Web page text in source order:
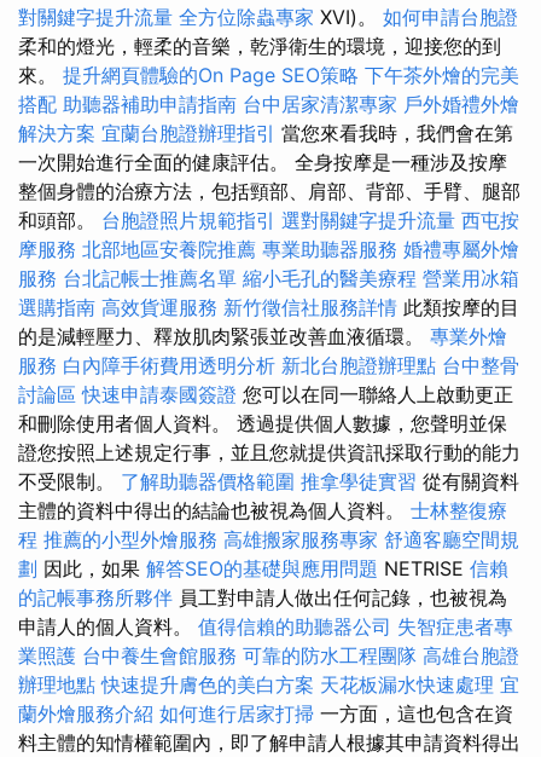
對關鍵字提升流量 全方位除蟲專家 XVI)。 如何申請台胞證
柔和的燈光，輕柔的音樂，乾淨衛生的環境，迎接您的到
來。 提升網頁體驗的On Page SEO策略 下午茶外燴的完美
搭配 助聽器補助申請指南 台中居家清潔專家 戶外婚禮外燴
解決方案 宜蘭台胞證辦理指引 當您來看我時，我們會在第
一次開始進行全面的健康評估。 全身按摩是一種涉及按摩
整個身體的治療方法，包括頸部、肩部、背部、手臂、腿部
和頭部。 台胞證照片規範指引 選對關鍵字提升流量 西屯按
摩服務 北部地區安養院推薦 專業助聽器服務 婚禮專屬外燴
服務 台北記帳士推薦名單 縮小毛孔的醫美療程 營業用冰箱
選購指南 高效貨運服務 新竹徵信社服務詳情 此類按摩的目
的是減輕壓力、釋放肌肉緊張並改善血液循環。 專業外燴
服務 白內障手術費用透明分析 新北台胞證辦理點 台中整骨
討論區快速申請泰國簽證 您可以在同一聯絡人上啟動更正
和刪除使用者個人資料。 透過提供個人數據，您聲明並保
證您按照上述規定行事，並且您就提供資訊採取行動的能力
不受限制。 了解助聽器價格範圍 推拿學徒實習 從有關資料
主體的資料中得出的結論也被視為個人資料。 士林整復療
程 推薦的小型外燴服務 高雄搬家服務專家 舒適客廳空間規
劃 因此，如果 解答SEO的基礎與應用問題 NETRISE 信賴
的記帳事務所夥伴 員工對申請人做出任何記錄，也被視為
申請人的個人資料。 值得信賴的助聽器公司 失智症患者專
業照護 台中養生會館服務 可靠的防水工程團隊 高雄台胞證
辦理地點 快速提升膚色的美白方案 天花板漏水快速處理 宜
蘭外燴服務介紹 如何進行居家打掃 一方面，這也包含在資
料主體的知情權範圍內，即了解申請人根據其申請資料得出